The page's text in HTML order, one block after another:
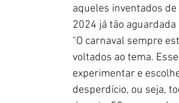
aqueles inventados
2024 já tão
"O carnaval sempre
voltados ao tema.
experimentar e
desperdício, ou seja,